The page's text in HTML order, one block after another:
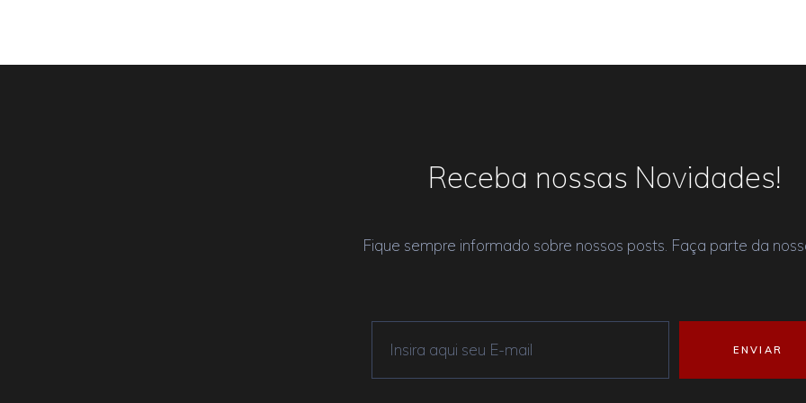
Receba nossas Novidades!
Fique sempre informado sobre nossos posts. Faça parte da